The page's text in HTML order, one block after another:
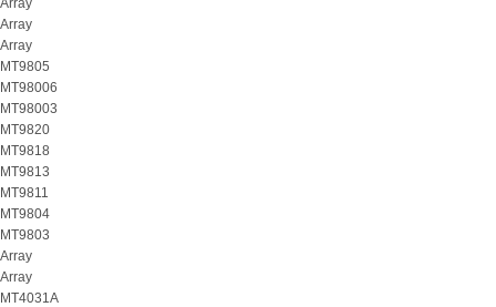
Array
Array
Array
MT9805
MT98006
MT98003
MT9820
MT9818
MT9813
MT9811
MT9804
MT9803
Array
Array
MT4031A